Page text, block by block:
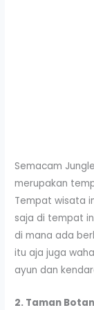
Semacam
merupakan
Tempat wisata
saja di tempat
di mana ada
itu aja juga
ayun dan
2. Taman